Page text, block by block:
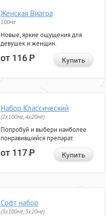
Женская Виагра
100мг
Новые, яркие ощущения для
девушек и женщин.
от 116Р Купить
Набор Классический
(2x100мг, 4x20мг)
Попробуй и выбери наиболее
понравившийся препарат.
от 117Р Купить
Софт набор
(3x100мг, 3x20мг)